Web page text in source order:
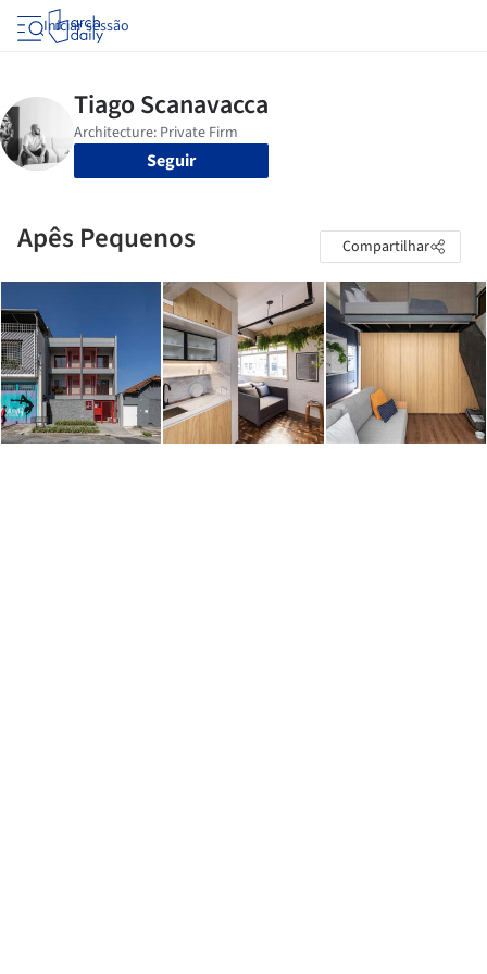
Iniciar sessão
Seguir
Apês Pequenos Compartilhar